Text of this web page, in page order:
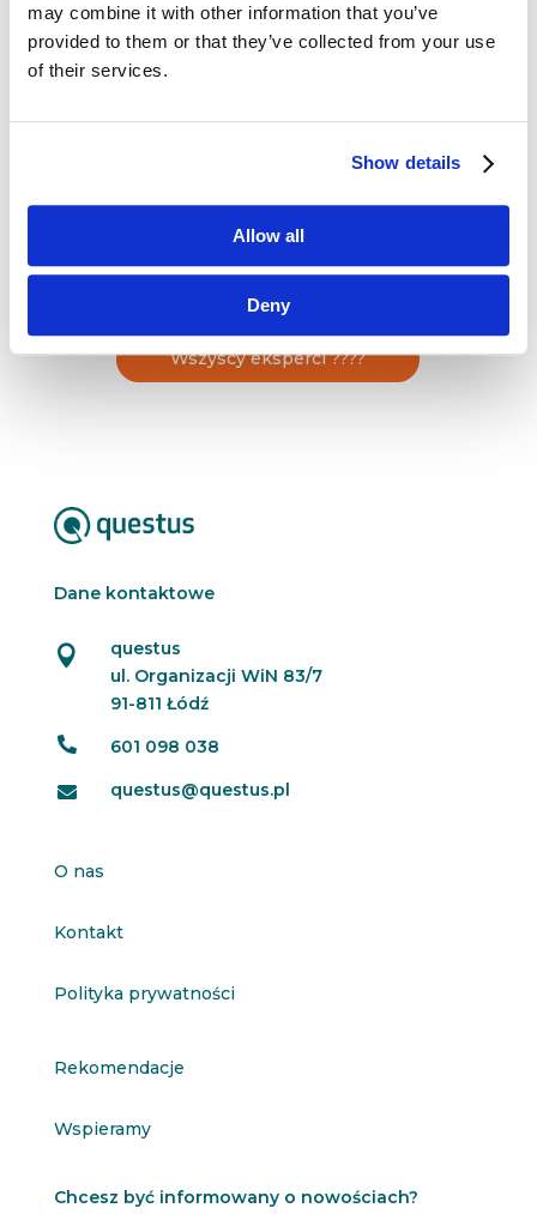
may combine it with other information that you’ve
provided to them or that they’ve collected from your use
of their services.
Show details
Allow all
Deny
w zarządzaniu i rozwoju marek w środowisku
międzynarodowym i lokalnym. Doświadczenie
zawodowe zdobywała w globalnych
Tobacco, Unilever, L’Oréal oraz Estée Lauder,
gdzie odpowiadała za tworzenie i wdrażanie
się w budowaniu marek poprzez strategiczne
podejście do marketingu, […]
Wszyscy eksperci ????
Dane kontaktowe

questus
ul. Organizacji WiN 83/7
91-811 Łódź
 601 098 038
 questus@questus.pl
O nas
Kontakt
Polityka prywatności
Rekomendacje
Wspieramy
Chcesz być informowany o nowościach?